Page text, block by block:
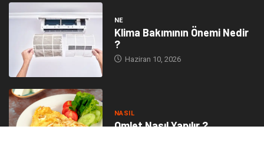
NE
Klima Bakımının Önemi Nedir
?
Haziran 10, 2026
NASIL
Omlet Nasıl Yapılır ?